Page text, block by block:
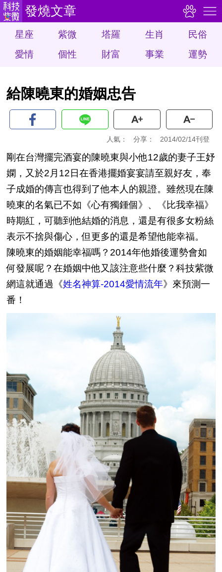
發燒文章
星座 紫微 塔羅 生肖
民俗
愛情
個性 財富 事業 運勢
給陳曉東的婚姻忠告
人氣： 分享： 2014/02/14刊登
剛在台灣擺完酒宴的陳曉東與小他12歲的妻子王妤
嫻，又於2月12日在香港擺婚宴宴請至親好友，奉
子成婚的傳言也得到了他本人的親證。雖然現在陳
曉東的名氣已不如《心有獨鍾個》、《比我幸福》
時期紅，可聽到他結婚的消息，還是有很多女粉絲
表示不捨與傷心，但更多的還是希望他能幸福。
陳曉東的婚姻能幸福嗎？2014年他婚後運勢會如
何發展呢？在婚姻中他又該注意些什麼？科技紫微
網這就通過《姓名神算-2014愛情流年》來預測一
番！